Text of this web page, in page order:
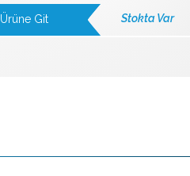
Ürüne Git Stokta Var